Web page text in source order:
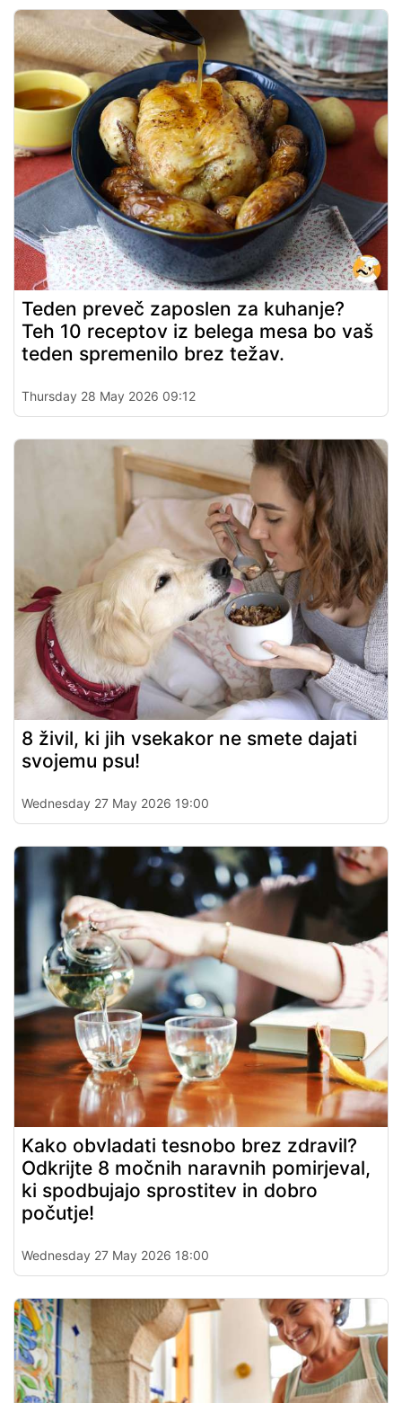
Teden preveč zaposlen za kuhanje?
Teh 10 receptov iz belega mesa bo vaš
teden spremenilo brez težav.
Thursday 28 May 2026 09:12
8 živil, ki jih vsekakor ne smete dajati
svojemu psu!
Wednesday 27 May 2026 19:00
Kako obvladati tesnobo brez zdravil?
Odkrijte 8 močnih naravnih pomirjeval,
ki spodbujajo sprostitev in dobro
počutje!
Wednesday 27 May 2026 18:00